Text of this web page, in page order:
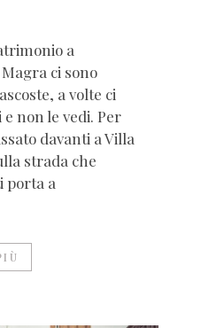
a
ci sono
a volte ci
non le vedi. Per
davanti a Villa
strada che
porta a